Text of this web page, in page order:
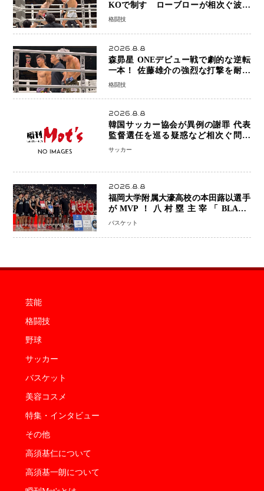
KOで制す ローブローが相次ぐ波乱
の展開…涙の勝利「生まれてくる娘の
格闘技
2026.8.8
森昴星 ONEデビュー戦で劇的な逆転
一本！ 佐藤雄介の強烈な打撃を耐え
抜き、リアネイキッドチョークで勝利
格闘技
2026.8.8
韓国サッカー協会が異例の謝罪 代表
監督選任を巡る疑惑など相次ぐ問題
「組織の刷新」誓う
サッカー
2026.8.8
福岡大学附属大濠高校の本田蕗以選手
がMVP！八村塁主宰「BLACK
SAMURAI SUMMIT 2026」で存在
なった」
バスケット
芸能
格闘技
野球
サッカー
バスケット
美容コスメ
特集・インタビュー
その他
高須基仁について
高須基一朗について